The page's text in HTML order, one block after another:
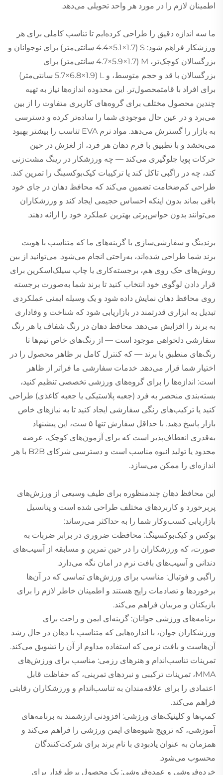
اطمینان لازم را در مورد هر واحد تحویلی می‌دهد.
ما سه اندازه دقیق را طراحی کرده‌ایم تا تناسب کاملی برای هر
ورزشکار فراهم شود: S (4.4×5.1×1.7 سانتی‌متر) برای نوجوانان و
بزرگسالان کوچک‌تر، M (4.7×5.9×1.7 سانتی‌متر) برای
بزرگسالان با قد و حجم متوسط، و L (5.7×6.8×1.9 سانتی‌متر)
برای افراد با قامتمحصول‌تر. این محدوده اندازه‌ها نیاز به تهیه
چندین محصول مختلف برای گروه‌های کاربری متفاوت را از بین
می‌برد و در عین حال موجودی شما را ساده‌تر کرده و دسترسی
به بازار را گسترش می‌دهد. مواد نرم EVA تناسب را بیشتر بهبود
می‌بخشد و با تطبیق با فرم دهان هر فرد، از لغزش در حین
حرکات پویا جلوگیری می‌کند — چه ورزشکار در رینگ مشت‌زنی
کند، چه در راگبی تاکل کند یا ترکیبات کیک‌بوکسینگ را تمرین کند.
طراحی کم‌ضخامت تضمین می‌کند که محافظ دهان در جای خود
باقی بماند بدون اینکه احساس حجیمی ایجاد کند و ورزشکاران
می‌توانند بدون حواس‌پرتی بهترین عملکرد خود را ارائه دهند.
برندینگ و سفارشی‌سازی با گزینه‌های ما که متناسب با هویت
برند شما طراحی شده‌اند، به‌راحتی انجام می‌شود. می‌توانید از بین
روش‌های حک روی هم، برجسته‌کاری یا چاپ سیلک‌اسکرین برای
قرار دادن لوگوی خود انتخاب کنید تا برند شما به‌صورت برجسته
روی محافظ دهان نمایش داده شود و یک وسیله ایمنی عملکردی
تبدیل به ابزاری قدرتمند در بازاریابی شود که شناخت و وفاداری
به برند را افزایش می‌دهد. محافظ دهان در رنگ شفاف یا هر رنگ
سفارشی دلخواهی موجود است — از رنگ‌های خاص تیم‌ها تا
رنگ‌های منطبق با برند — که کنترل کامل بر ظاهر محصول را در
اختیار شما قرار می‌دهد. خدمات سفارشی ما فراتر از ظاهر
است: اندازه‌ها را برای گروه‌های ورزشی تخصصی تنظیم کنید،
بسته‌بندی منحصر به فرد (جعبه پلاستیکی یا جعبه کاغذی) طراحی
کنید یا ترکیب‌های رنگی سفارشی ایجاد کنید تا به نیازهای خاص
بازار پاسخ دهید. با حداقل سفارش تنها ۵ ست، این پیشنهاد
به‌قدری انعطاف‌پذیر است که برای آزمون‌های کوچک، عرضه
محدود یا تولید انبوه مناسب است و دسترسی شرکای B2B با هر
اندازه‌ای را ممکن می‌سازد.
این محافظ دهان چندمنظوره برای طیف وسیعی از ورزش‌های
پربرخورد و کاربردهای مختلف طراحی شده است و پتانسیل
بازاریابی کسب‌وکار شما را به حداکثر می‌رساند:
بوکس و کیک‌بوکسینگ: محافظت ضروری در برابر ضربات به
صورت، که ورزشکاران را در حین تمرین و مسابقه از آسیب‌های
دندانی و آسیب‌های بافت نرم در امان نگه می‌دارد.
راگبی و فوتبال: مناسب برای ورزش‌های تماسی که در آن‌ها
برخوردها و تصادمات رایج هستند و اطمینان خاطر لازم را برای
بازیکنان و مربیان فراهم می‌کند.
برنامه‌های ورزشی جوانان: گزینه‌ای ایمن و راحت برای
ورزشکاران جوان، با اندازه‌هایی که متناسب با دهان در حال رشد
آن‌هاست و بافت نرمی که استفاده مداوم از آن را تشویق می‌کند.
تمرینات تناسب‌اندام و هنرهای رزمی: مناسب برای ورزش‌های
MMA، تمرینات ترکیبی و نبردهای تمرینی، که حفاظت قابل
اعتمادی را برای علاقه‌مندان به تناسب‌اندام و ورزشکاران رقابتی
فراهم می‌کند.
کمپ‌ها و کلینیک‌های ورزشی: افزودنی ارزشمند به برنامه‌های
آموزشی، که ترویج شیوه‌های ایمن ورزشی را فراهم می‌کند و
همزمان به عنوان یادبودی با نام برند برای شرکت‌کنندگان
محسوب می‌شود.
خرده‌فروشی و عمده‌فروشی: یک محصول پرطرفدار برای